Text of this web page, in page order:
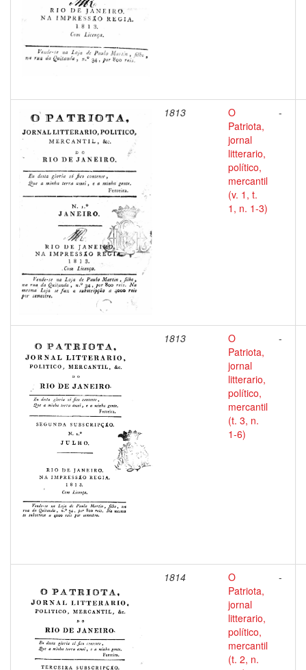
1813
O
Patriota,
jornal
litterario,
político,
mercantil
(v. 1, t.
1, n. 1-3)
-
1813
O
Patriota,
jornal
litterario,
político,
mercantil
(t. 3, n.
1-6)
-
1814
O
Patriota,
jornal
litterario,
político,
mercantil
(t. 2, n.
-